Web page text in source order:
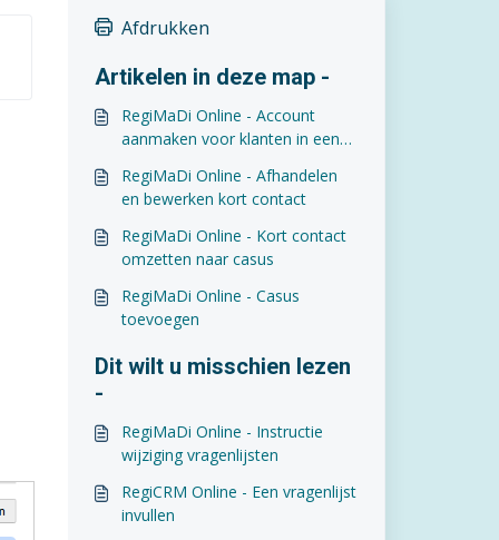
Afdrukken
Artikelen in deze map -
RegiMaDi Online - Account
aanmaken voor klanten in een
RegiMaDi Online - Afhandelen
en bewerken kort contact
RegiMaDi Online - Kort contact
omzetten naar casus
RegiMaDi Online - Casus
toevoegen
Dit wilt u misschien lezen
-
RegiMaDi Online - Instructie
wijziging vragenlijsten
RegiCRM Online - Een vragenlijst
invullen